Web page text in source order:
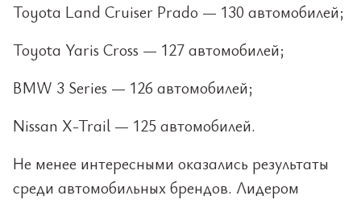
Toyota Land Cruiser Prado — 130 автомобилей;
Toyota Yaris Cross — 127 автомобилей;
BMW 3 Series — 126 автомобилей;
Nissan X-Trail — 125 автомобилей.
Не менее интересными оказались результаты
среди автомобильных брендов. Лидером